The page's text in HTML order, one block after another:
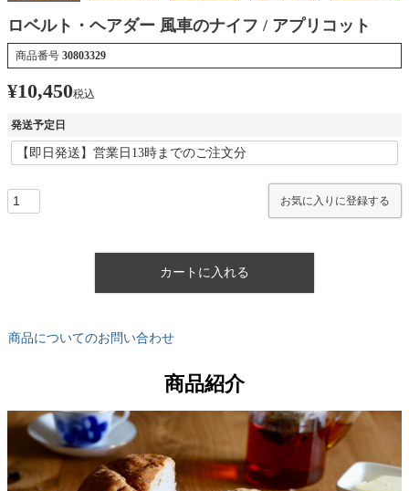
ロベルト・ヘアダー 風車のナイフ / アプリコット
商品番号 30803329
¥10,450税込
発送予定日
お気に入りに登録する
カートに入れる
商品についてのお問い合わせ
商品紹介